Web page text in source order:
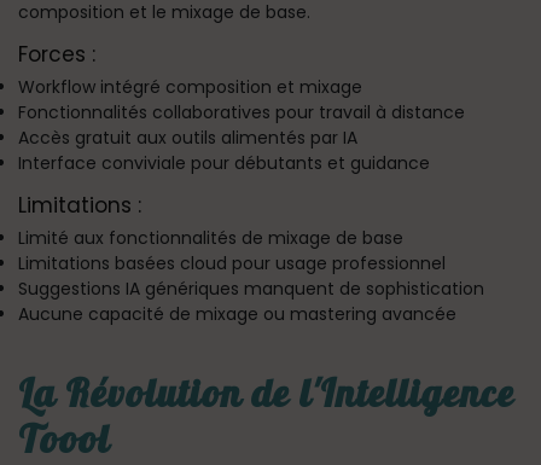
composition et le mixage de base.
Forces :
Workflow intégré composition et mixage
Fonctionnalités collaboratives pour travail à distance
Accès gratuit aux outils alimentés par IA
Interface conviviale pour débutants et guidance
Limitations :
Limité aux fonctionnalités de mixage de base
Limitations basées cloud pour usage professionnel
Suggestions IA génériques manquent de sophistication
Aucune capacité de mixage ou mastering avancée
La Révolution de l'Intelligence
Toool